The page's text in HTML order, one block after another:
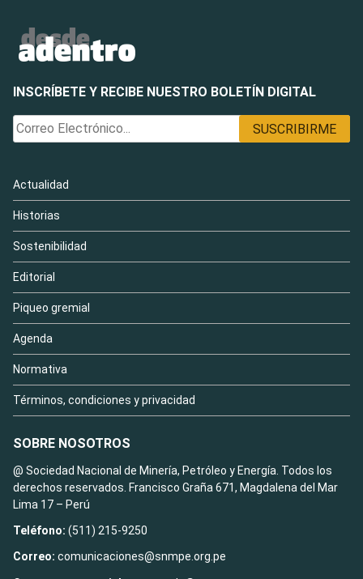
INSCRÍBETE Y RECIBE NUESTRO BOLETÍN DIGITAL
Actualidad
Historias
Sostenibilidad
Editorial
Piqueo gremial
Agenda
Normativa
Términos, condiciones y privacidad
SOBRE NOSOTROS
@ Sociedad Nacional de Minería, Petróleo y Energía. Todos los
derechos reservados. Francisco Graña 671, Magdalena del Mar
Lima 17 – Perú
Teléfono: (511) 215-9250
Correo: comunicaciones@snmpe.org.pe